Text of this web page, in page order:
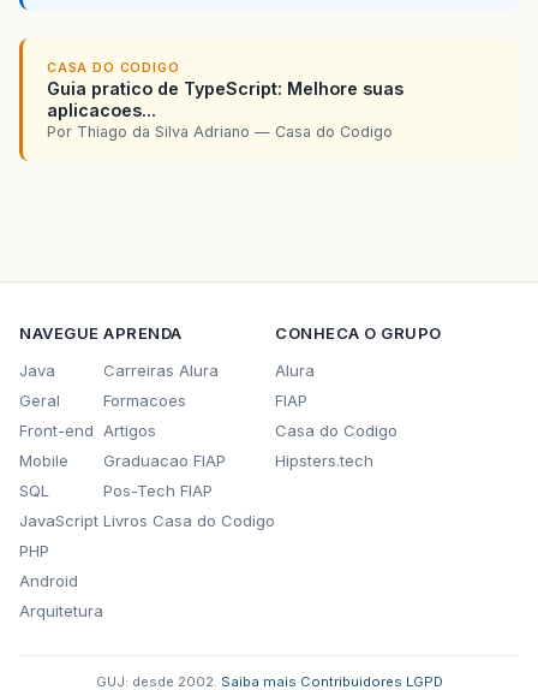
CASA DO CODIGO
Guia pratico de TypeScript: Melhore suas
aplicacoes...
Por Thiago da Silva Adriano — Casa do Codigo
NAVEGUE
Java
Geral
Front-end
Mobile
SQL
JavaScript
PHP
Android
Arquitetura
APRENDA
Carreiras Alura
Formacoes
Artigos
Graduacao FIAP
Pos-Tech FIAP
Livros Casa do Codigo
CONHECA O GRUPO
Alura
FIAP
Casa do Codigo
Hipsters.tech
GUJ: desde 2002. Saiba mais Contribuidores LGPD